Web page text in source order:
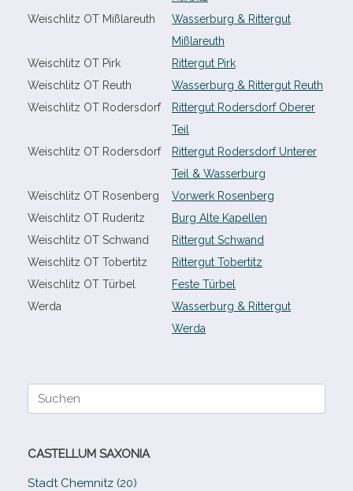
Weischlitz OT Mißlareuth
Wasserburg & Rittergut
Mißlareuth
Weischlitz OT Pirk
Rittergut Pirk
Weischlitz OT Reuth
Wasserburg & Rittergut Reuth
Weischlitz OT Rodersdorf
Rittergut Rodersdorf Oberer
Teil
Weischlitz OT Rodersdorf
Rittergut Rodersdorf Unterer
Teil & Wasserburg
Weischlitz OT Rosenberg
Vorwerk Rosenberg
Weischlitz OT Ruderitz
Burg Alte Kapellen
Weischlitz OT Schwand
Rittergut Schwand
Weischlitz OT Tobertitz
Rittergut Tobertitz
Weischlitz OT Türbel
Feste Türbel
Werda
Wasserburg & Rittergut
Werda
Suche
nach:
CASTELLUM SAXONIA
Stadt Chemnitz (20)